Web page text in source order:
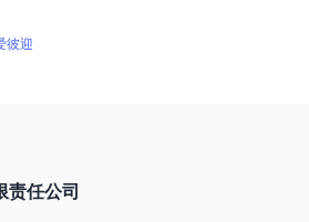
彼迎
责任公司